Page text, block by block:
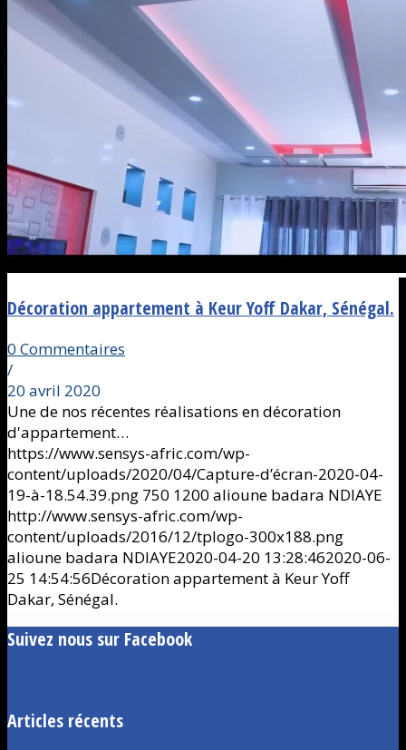
Décoration appartement à Keur Yoff Dakar, Sénégal.
0 Commentaires
/
20 avril 2020
Une de nos récentes réalisations en décoration
d'appartement…
https://www.sensys-afric.com/wp-
content/uploads/2020/04/Capture-d’écran-2020-04-
19-à-18.54.39.png 750 1200 alioune badara NDIAYE
http://www.sensys-afric.com/wp-
content/uploads/2016/12/tplogo-300x188.png
alioune badara NDIAYE2020-04-20 13:28:462020-06-
25 14:54:56Décoration appartement à Keur Yoff
Dakar, Sénégal.
Suivez nous sur Facebook
Articles récents